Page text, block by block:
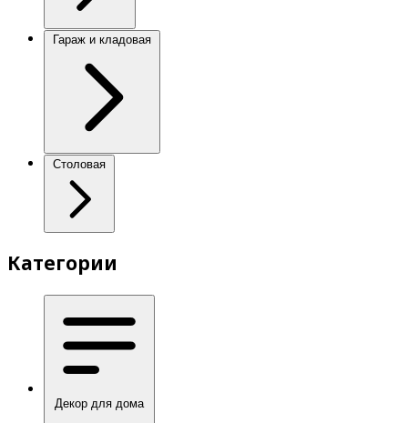
Гараж и кладовая
Столовая
Категории
Декор для дома